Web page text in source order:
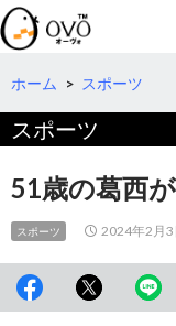
検
索
コ
テ
へ
移
動
ホーム > スポーツ
スポーツ
51歳の葛西
スポーツ 2024年2月3